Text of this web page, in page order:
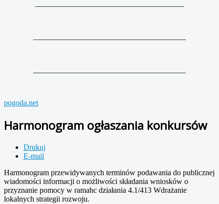
pogoda.net
Harmonogram ogłaszania konkursów
Drukuj
E-mail
Harmonogram przewidywanych terminów podawania do publicznej
wiadomości informacji o możliwości składania wniosków o
przyznanie pomocy w ramahc działania 4.1/413 Wdrażanie
lokalnych strategii rozwoju.